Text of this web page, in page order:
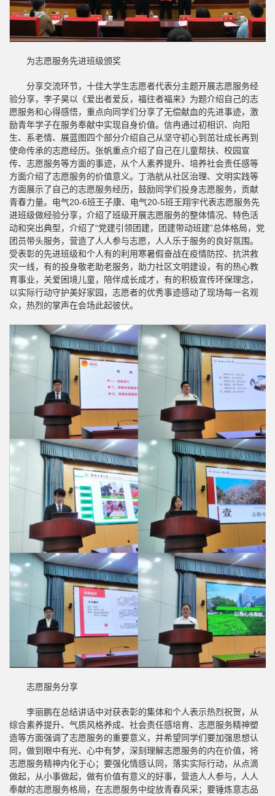
为志愿服务先进班级颁奖
分享交流环节，十佳大学生志愿者代表分主题开展志愿服务经
验分享，李子昊以《爱出者爱反，福往者福来》为题介绍自己的志
愿服务和心得感悟，重点向同学们分享了无偿献血的先进事迹，激
励青年学子在服务奉献中实现自身价值。信冉通过初相识、向阳
生、系老情、展蓝图四个部分介绍自己从坚守初心到茁壮成长再到
使命传承的志愿经历。张帆重点介绍了自己在儿童帮扶、校园宣
传、志愿服务等方面的事迹，从个人素养提升、培养社会责任感等
方面介绍了志愿服务的价值意义。丁浩航从社区治理、文明实践等
方面展示了自己的志愿服务经历，鼓励同学们投身志愿服务，贡献
青春力量。电气20-6班王子康、电气20-5班王翔宇代表志愿服务先
进班级做经验分享，介绍了班级开展志愿服务的整体情况、特色活
动和突出典型，介绍了“党建引领团建，团建带动班建”总体格局，党
团员带头服务，营造了人人参与志愿，人人乐于服务的良好氛围。
受表彰的先进班级和个人有的利用寒暑假奋战在疫情防控、抗洪救
灾一线，有的投身敬老助老服务，助力社区文明建设，有的热心教
育事业，关爱困境儿童，陪伴成长成才，有的积极宣传环保理念，
以实际行动守护美好家园，志愿者的优秀事迹感动了现场每一名观
众，热烈的掌声在会场此起彼伏。
志愿服务分享
李丽鹏在总结讲话中对获表彰的集体和个人表示热烈祝贺，从
综合素养提升、气质风格养成、社会责任感培育、志愿服务精神塑
造等方面强调了志愿服务的重要意义，并希望同学们要加强思想认
同，做到眼中有光、心中有梦，深刻理解志愿服务的内在价值，将
志愿服务精神内化于心；要强化情感认同，落实实际行动，从点滴
做起，从小事做起，做有价值有意义的好事，营造人人参与，人人
奉献的志愿服务格局，在志愿服务中绽放青春风采；要锤炼意志品